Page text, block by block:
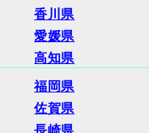
香川県
愛媛県
高知県
福岡県
佐賀県